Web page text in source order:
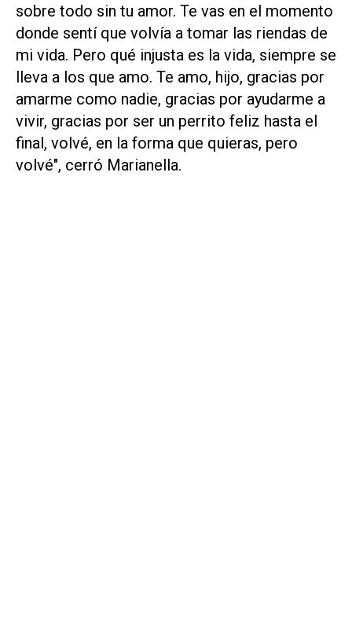
sobre todo sin tu amor. Te vas en el momento
donde sentí que volvía a tomar las riendas de
mi vida. Pero qué injusta es la vida, siempre se
lleva a los que amo. Te amo, hijo, gracias por
amarme como nadie, gracias por ayudarme a
vivir, gracias por ser un perrito feliz hasta el
final, volvé, en la forma que quieras, pero
volvé", cerró Marianella.